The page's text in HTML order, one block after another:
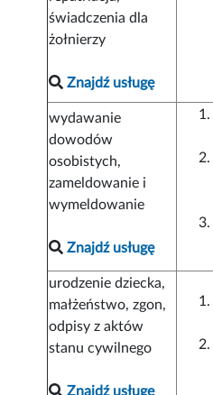
świadczenia dla
żołnierzy
Znajdź usługę
wydawanie
dowodów
osobistych,
zameldowanie i
wymeldowanie
Znajdź usługę
urodzenie dziecka,
małżeństwo, zgon,
odpisy z aktów
stanu cywilnego
Znajdź usługę